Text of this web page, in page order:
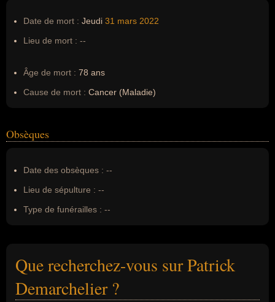
Date de mort : Jeudi 31 mars 2022
Lieu de mort : --
Âge de mort : 78 ans
Cause de mort : Cancer (Maladie)
Obsèques
Date des obsèques : --
Lieu de sépulture : --
Type de funérailles : --
Que recherchez-vous sur Patrick
Demarchelier ?